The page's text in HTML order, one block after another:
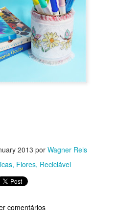
2013 por Wagner Reis
Flores Reciclável
comentários